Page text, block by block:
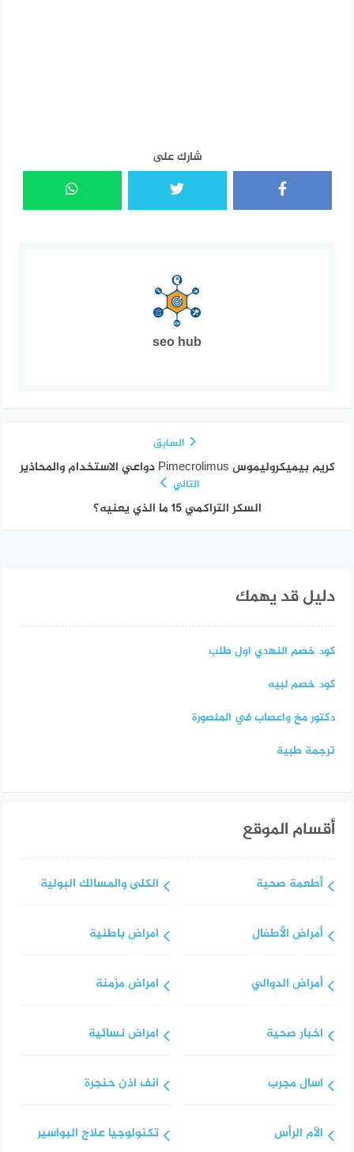
شارك على
seo hub
السابق
كريم بيميكروليموس Pimecrolimus دواعي الاستخدام والمحاذير
التالي
السكر التراكمي 15 ما الذي يعنيه؟
دليل قد يهمك
كود خصم النهدي اول طلب
كود خصم لبيه
دكتور مخ واعصاب في المنصورة
ترجمة طبية
أقسام الموقع
أطعمة صحية
أمراض الأطفال
أمراض الدوالي
اخبار صحية
اسال مجرب
الآم الرأس
الكلى والمسالك البولية
امراض باطنية
امراض مزمنة
امراض نسائية
انف اذن حنجرة
تكنولوجيا علاج البواسير